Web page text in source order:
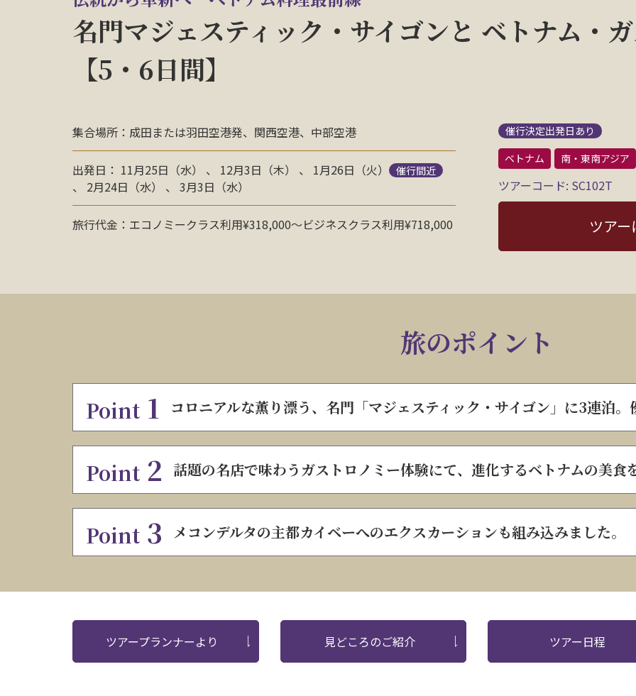
名門マジェスティック・サイゴンと ベトナム・
【5・6日間】
集合場所：成田または羽田空港発、関西空港、中部空港
出発日： 11月25日（水） 、 12月3日（木） 、 1月26日（火） 催行間近
、 2月24日（水） 、 3月3日（水）
旅行代金：エコノミークラス利用¥318,000〜ビジネスクラス利用¥718,000
催行決定出発日あり
ベトナム
南・東南アジア
ツアーコード: SC102T
ツア
旅のポイント
Point 1 コロニアルな薫り漂う、名門「マジェスティック・サイゴン」に3連泊。
Point 2 話題の名店で味わうガストロノミー体験にて、進化するベトナムの美食
Point 3 メコンデルタの主都カイベーへのエクスカーションも組み込みました。
ツアープランナーより 見どころのご紹介 ツアー日程